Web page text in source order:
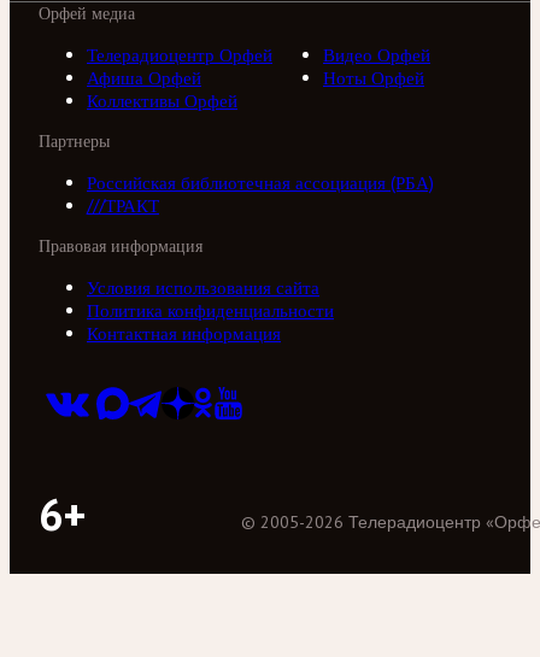
Орфей медиа
Телерадиоцентр Орфей
Видео Орфей
Афиша Орфей
Ноты Орфей
Коллективы Орфей
Партнеры
Российская библиотечная ассоциация (РБА)
///ТРАКТ
Правовая информация
Условия использования сайта
Политика конфиденциальности
Контактная информация
6+ © 2005-2026 Телерадиоцентр